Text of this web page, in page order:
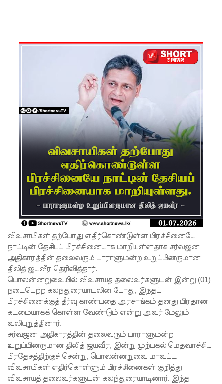
முதற்படி!
யில்லாப்
ணையைத்
தோற்கடித்
சிறைச்சா
மோதல்
தொடர்கி
ன்றது! -
பிரேமதாச
குற்றச்சாட்
டு
சிறை
விவசாயிகள் தற்போது எதிர்கொண்டுள்ள பிரச்சினையே
நாட்டின் தேசியப் பிரச்சினையாக மாறியுள்ளதாக சர்வஜன
அதிகாரத்தின் தலைவரும் பாராளுமன்ற உறுப்பினருமான
திலித் ஜயவீர தெரிவித்தார்.
பொலன்னறுவையில் விவசாயத் தலைவர்களுடன் இன்று (01)
நடைபெற்ற கலந்துரையாடலின் போது, இந்தப்
பிரச்சினைக்குத் தீர்வு காண்பதை அரசாங்கம் தனது பிரதான
கடமையாகக் கொள்ள வேண்டும் என்று அவர் மேலும்
வலியுறுத்தினார்.
சர்வஜன அதிகாரத்தின் தலைவரும் பாராளுமன்ற
உறுப்பினருமான திலித் ஜயவீர, இன்று முற்பகல் மெதவாச்சிய
பிரதேசத்திற்குச் சென்று, பொலன்னறுவை மாவட்ட
விவசாயிகள் எதிர்கொள்ளும் பிரச்சினைகள் குறித்து
விவசாயத் தலைவர்களுடன் கலந்துரையாடினார். இந்த